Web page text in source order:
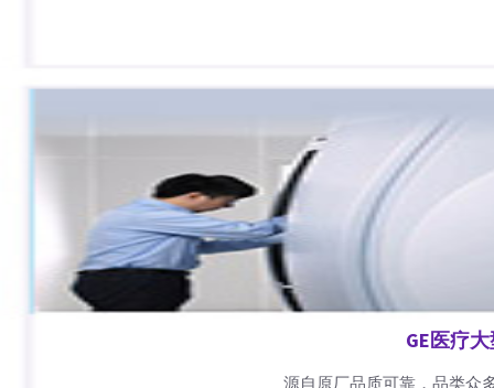
GE医疗
源自原厂品质可靠，品类众